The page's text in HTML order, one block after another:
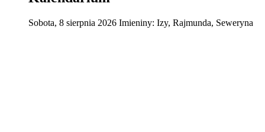
Sobota, 8 sierpnia 2026 Imieniny: Izy, Rajmunda, Seweryna